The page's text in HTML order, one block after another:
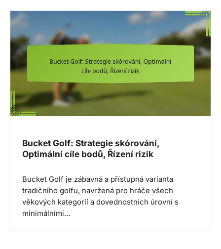
Bucket Golf: Strategie skórování,
Optimální cíle bodů, Řízení rizik
Bucket Golf je zábavná a přístupná varianta
tradičního golfu, navržená pro hráče všech
věkových kategorií a dovednostních úrovní s
minimálními…